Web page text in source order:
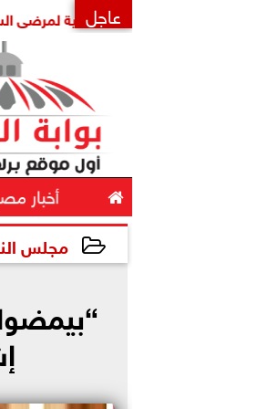
عاجل
انتشار العلاجات الوهمية لمرضى السرطان
 أخبار
مجلس